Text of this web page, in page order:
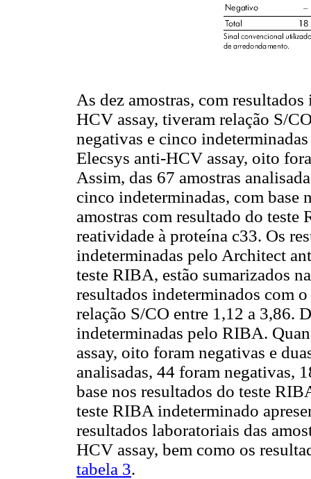
As dez amostras, com
HCV assay, tiveram relação S/
negativas e cinco
Elecsys anti-HCV assay, oito
Assim, das 67 amostras
cinco indeterminadas, com base
amostras com resultado do
reatividade à proteína c33. Os
indeterminadas pelo Architect
teste RIBA, estão sumarizados
resultados indeterminados com
relação S/CO entre 1,12 a 3,86.
indeterminadas pelo RIBA.
assay, oito foram negativas e
analisadas, 44 foram negativas,
base nos resultados do teste
teste RIBA indeterminado
resultados laboratoriais das
HCV assay, bem como os
tabela 3.